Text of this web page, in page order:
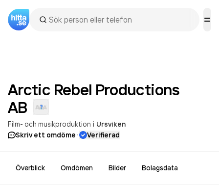
Arctic Rebel Productions
AB
Film- och musikproduktion i Ursviken
Skriv ett omdöme· Verifierad
Överblick Omdömen Bilder Bolagsdata